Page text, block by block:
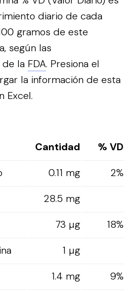
diario de cada
gramos de este
según las
de la FDA. Presiona el
la información de esta
Excel.
Cantidad
% VD
0.11 mg
2%
28.5 mg
73 µg
18%
1 µg
1.4 mg
9%